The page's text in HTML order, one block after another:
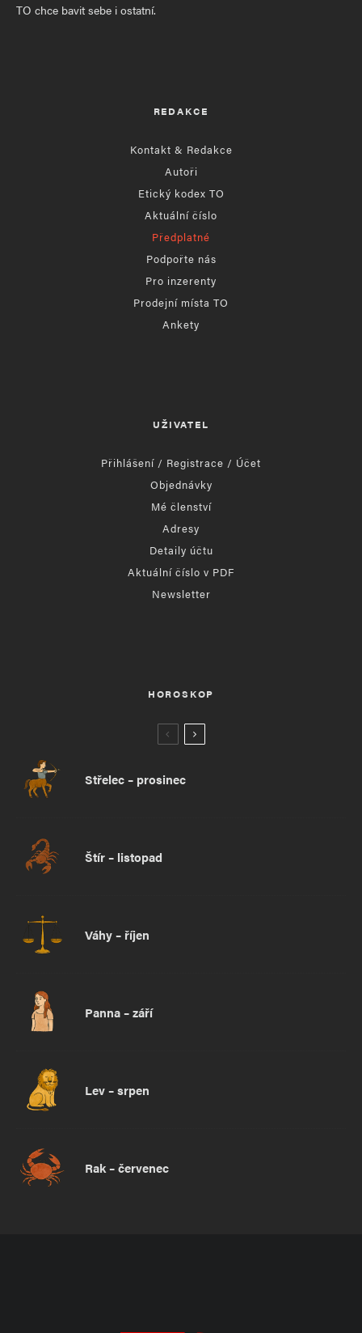
TO chce bavit sebe i ostatní.
REDAKCE
Kontakt & Redakce
Autoři
Etický kodex TO
Aktuální číslo
Předplatné
Podpořte nás
Pro inzerenty
Prodejní místa TO
Ankety
UŽIVATEL
Přihlášení / Registrace / Účet
Objednávky
Mé členství
Adresy
Detaily účtu
Aktuální číslo v PDF
Newsletter
HOROSKOP
Střelec – prosinec
Štír – listopad
Váhy – říjen
Panna – září
Lev – srpen
Rak – červenec